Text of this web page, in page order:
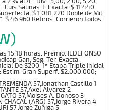
Luis Salinas T. Exacta: $ 11.440
$ 1.081.220 Doble de Mil:
$ 46.960 Retiros: Corrieron todos.
15:18 horas. Premio: ILDEFONSO
Gan, Seg, Ter, Exacta,
De $200, 1ª Etapa Triple Inicial
Estim. Gran Superf. $2.000.000;
57,Jonathan Castillo 1
57,Axel Alvarez 2
57,Moises A. Donoso 3
(ARG) 57,Jorge Rivera 4
57,Jorge Zuñiga 5